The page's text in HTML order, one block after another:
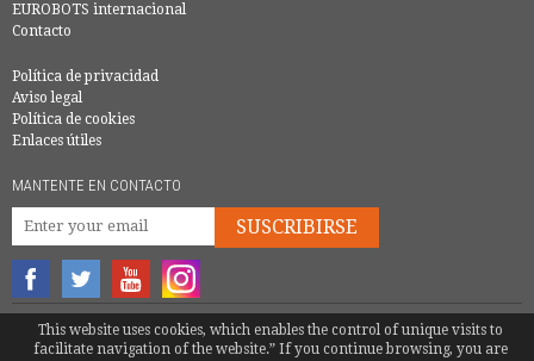
EUROBOTS internacional
Contacto
Política de privacidad
Aviso legal
Política de cookies
Enlaces útiles
MANTENTE EN CONTACTO
SUSCRIBIRSE
© COPYRIGHT 2016 - EUROBOTS | TODOS LOS DERECHOS RESERVADOS
This website uses cookies, which enables the control of unique visits to
facilitate navigation of the website.” If you continue browsing, you are